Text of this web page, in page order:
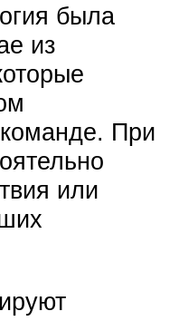
была
из
При
или